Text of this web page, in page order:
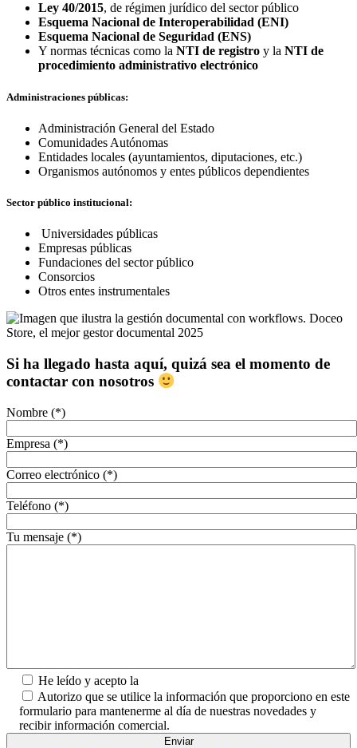
Ley 40/2015, de régimen jurídico del sector público
Esquema Nacional de Interoperabilidad (ENI)
Esquema Nacional de Seguridad (ENS)
Y normas técnicas como la NTI de registro y la NTI de
procedimiento administrativo electrónico
Administraciones públicas:
Administración General del Estado
Comunidades Autónomas
Entidades locales (ayuntamientos, diputaciones, etc.)
Organismos autónomos y entes públicos dependientes
Sector público institucional:
Universidades públicas
Empresas públicas
Fundaciones del sector público
Consorcios
Otros entes instrumentales
Si ha llegado hasta aquí, quizá sea el momento de
contactar con nosotros
Nombre (*)
Empresa (*)
Correo electrónico (*)
Teléfono (*)
Tu mensaje (*)
He leído y acepto la
Autorizo que se utilice la información que proporciono en este
formulario para mantenerme al día de nuestras novedades y
recibir información comercial.